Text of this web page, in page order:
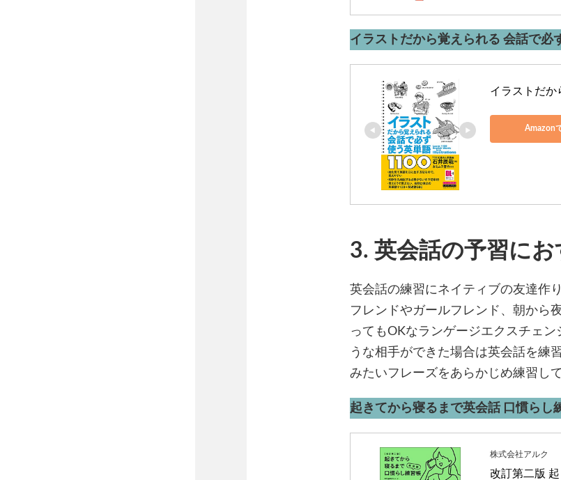
イラストだから覚えられる 会話で必
イラストだか
Amazon
3. 英会話の予習に
英会話の練習にネイティブの友達作
フレンドやガールフレンド、朝から
ってもOKなランゲージエクスチェ
うな相手ができた場合は英会話を練
みたいフレーズをあらかじめ練習し
起きてから寝るまで英会話 口慣らし
株式会社アルク
改訂第二版